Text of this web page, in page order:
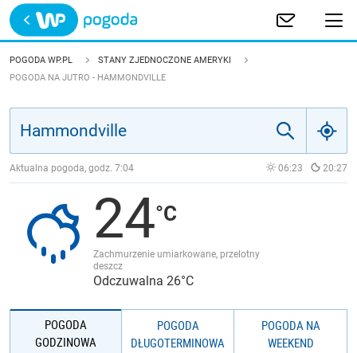
Trwa ładowanie
POLSKA
JAKOŚĆ POWIETRZA
POGODA WP.PL
STANY ZJEDNOCZONE AMERYKI
POGODA NA JUTRO - HAMMONDVILLE
Aktualna pogoda, godz. 7:04 06:23 20:27
24
Zachmurzenie umiarkowane, przelotny
deszcz
Odczuwalna 26°C
POGODA
GODZINOWA
POGODA
DŁUGOTERMINOWA
POGODA NA
WEEKEND